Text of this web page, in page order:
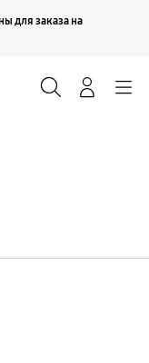
для заказа на
Продолжить